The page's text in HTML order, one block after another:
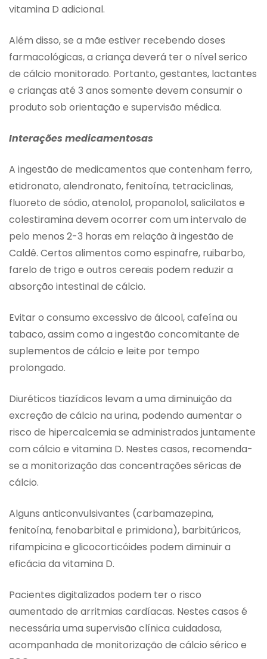
vitamina D adicional.
Além disso, se a mãe estiver recebendo doses
farmacológicas, a criança deverá ter o nível serico
de cálcio monitorado. Portanto, gestantes, lactantes
e crianças até 3 anos somente devem consumir o
produto sob orientação e supervisão médica.
Interações medicamentosas
A ingestão de medicamentos que contenham ferro,
etidronato, alendronato, fenitoína, tetraciclinas,
fluoreto de sódio, atenolol, propanolol, salicilatos e
colestiramina devem ocorrer com um intervalo de
pelo menos 2-3 horas em relação à ingestão de
Caldê. Certos alimentos como espinafre, ruibarbo,
farelo de trigo e outros cereais podem reduzir a
absorção intestinal de cálcio.
Evitar o consumo excessivo de álcool, cafeína ou
tabaco, assim como a ingestão concomitante de
suplementos de cálcio e leite por tempo
prolongado.
Diuréticos tiazídicos levam a uma diminuição da
excreção de cálcio na urina, podendo aumentar o
risco de hipercalcemia se administrados juntamente
com cálcio e vitamina D. Nestes casos, recomenda-
se a monitorização das concentrações séricas de
cálcio.
Alguns anticonvulsivantes (carbamazepina,
fenitoína, fenobarbital e primidona), barbitúricos,
rifampicina e glicocorticóides podem diminuir a
eficácia da vitamina D.
Pacientes digitalizados podem ter o risco
aumentado de arritmias cardíacas. Nestes casos é
necessária uma supervisão clínica cuidadosa,
acompanhada de monitorização de cálcio sérico e